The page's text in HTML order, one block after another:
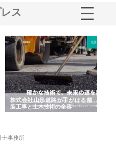
ス
株式会社山形道路が手がける舗
装工事と土木技術の全容
士事務所